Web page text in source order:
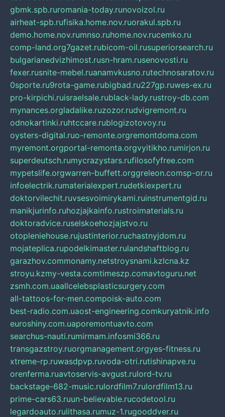
gbmk.spb.ruromania-today.runovoizol.ru
airheat-spb.rufisika.home.nov.ruorakul.spb.ru
demo.home.nov.rumnso.ruhome.nov.rucemko.ru
comp-land.org7gazet.rubicom-oil.rusuperiorsearch.ru
bulgarianedvizhimost.rusn-hram.rusenovosti.ru
fexer.rusnite-mebel.ruanamvkusno.rutechnosaratov.ru
0sporte.ru9rota-game.rubigbad.ru227gp.ruwes-ex.ru
pro-kirpichi.ruisraelsale.rublack-lady.rustroy-db.com
mynances.orgladalike.ruzozor.rudvigremont.ru
odnokartinki.ruhtccare.rublogizotovoy.ru
oysters-digital.ruo-remonte.orgremontdoma.com
myremont.orgportal-remonta.orgvyitikho.rumirjon.ru
superdeutsch.rumycrazystars.rufilosofyfree.com
mypetslife.orgwarren-buffett.orggreleon.comsp-or.ru
infoelectrik.rumaterialexpert.rudetkiexpert.ru
doktorvilechit.ruvsesvoimirykami.ruinstrumentgid.ru
manikjurinfo.ruhozjajkainfo.rustroimaterials.ru
doktoradvice.ruselskoehozjajstvo.ru
otopleniehouse.rujustinterior.ruchastnyjdom.ru
mojateplica.rupodelkimaster.rulandshaftblog.ru
garazhov.commonamy.netstroysnami.kzlcna.kz
stroyu.kzmy-vesta.comtimeszp.comavtoguru.net
zsmh.com.uaallcelebsplasticsurgery.com
all-tattoos-for-men.compoisk-auto.com
best-radio.com.uaost-engineering.comkuryatnik.info
euroshiny.com.uaporemontuavto.com
searchus-nauti.rumirmam.infosmi366.ru
transgazstroy.ruorgmanagement.orgyes-fitness.ru
xtreme-rp.ruwasdpvp.ruvoda-otri.rutishinapve.ru
orenferma.ruavtoservis-avgust.rulord-tv.ru
backstage-682-music.rulordfilm7.rulordfilm13.ru
prime-cars63.ruun-believable.rucodetool.ru
legardoauto.rulithasa.rumuz-1.rugooddver.ru